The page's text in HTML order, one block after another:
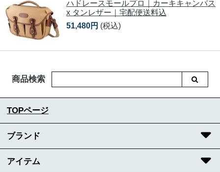
ハドレースモールプロ｜カーキキャンバス
x タンレザー｜宅配便送料込
51,480円 (税込)
商品検索
TOPページ
ブランド
アイテム